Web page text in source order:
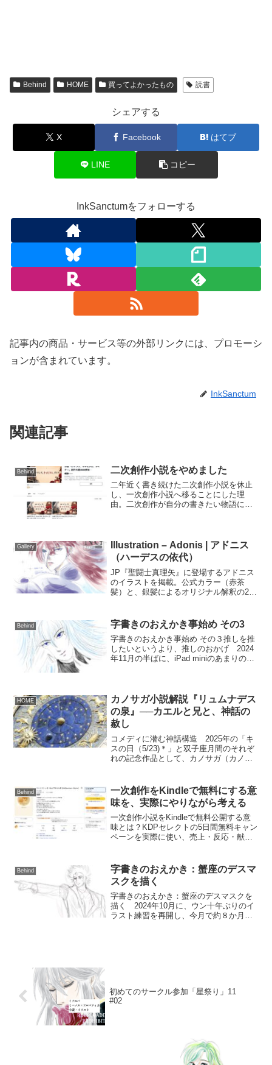
Behind HOME 買ってよかったもの 読書
シェアする
X Facebook はてブ
LINE コピー
InkSanctumをフォローする
記事内の商品・サービス等の外部リンクには、プロモーシ
ョンが含まれています。
InkSanctum
関連記事
Behind 二次創作小説をやめました
二年近く書き続けた二次創作小説を休止
し、一次創作小説へ移ることにした理
由。二次創作が自分の書きたい物語に近
Gallery
Illustration – Adonis | アドニス
（ハーデスの依代）
JP『聖闘士真理矢』に登場するアドニス
のイラストを掲載。公式カラー（赤茶
髪）と、銀髪によるオリジナル解釈の2種
Shoriya. Featuring both the official color
scheme and an original silver-haired
interpretation.
Behind 字書きのおえかき事始め その3
字書きのおえかき事始め その３推しを推
したいというより、推しのおかげ 2024
年11月の半ばに、iPad miniのあまりの眩
持ちに...
HOME
カノサガ小説解説『リュムナデス
の泉』──カエルと兄と、神話の
赦し
コメディに潜む神話構造 2025年の「キ
スの日（5/23)＊」と双子座月間のそれぞ
れの記念作品として、カノサガ（カノン×
た。 よくある「カエルの王子様」ネタ
のコメディが、...
Behind
一次創作をKindleで無料にする意
味を、実際にやりながら考える
一次創作小説をKindleで無料公開する意
味とは？KDPセレクトの5日間無料キャン
ペーンを実際に使い、売上・反応・献本
Behind
字書きのおえかき：蟹座のデスマ
スクを描く
字書きのおえかき：蟹座のデスマスクを
描く 2024年10月に、ウン十年ぶりのイ
ラスト練習を再開し、今月で約８か月経
初めてのサークル参加「星祭り」11
#02